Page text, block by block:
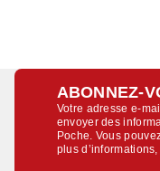
ABONNEZ-
Votre adresse e-
envoyer des
Poche. Vous
plus